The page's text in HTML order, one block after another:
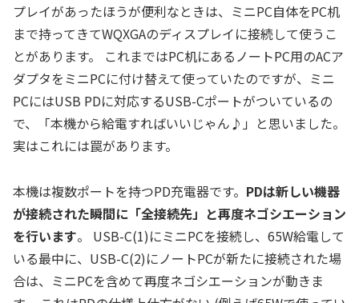
プレイがあったほうが便利なときは、ミニPC自体をPC机
まで持ってきてWQXGAのディスプレイに接続して使うこ
とがあります。 これまではPC机にあるノートPC用のACア
ダプタをミニPCに付け替えて使っていたのですが、ミニ
PCにはUSB PDに対応するUSB-Cポートがついているの
で、「本機から給電すればいいじゃん♪」と思いました。
実はこれには罠があります。
本機は複数ポートを持つPD充電器です。 PDは新しい機器
が接続された瞬間に「全接続先」と再度ネゴシエーション
を行います。 USB-C(1)にミニPCを接続し、65W給電して
いる最中に、USB-C(2)にノートPCが新たに接続された場
合は、ミニPCを含めて再度ネゴシエーションが動きま